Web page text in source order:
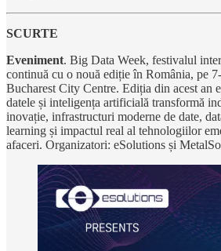
SCURTE
Eveniment. Big Data Week, festivalul
continuă cu o nouă ediție în România, pe
Bucharest City Centre. Ediția din acest an
datele și inteligența artificială transformă
inovație, infrastructuri moderne de date,
learning și impactul real al tehnologiilor
afaceri. Organizatori: eSolutions și